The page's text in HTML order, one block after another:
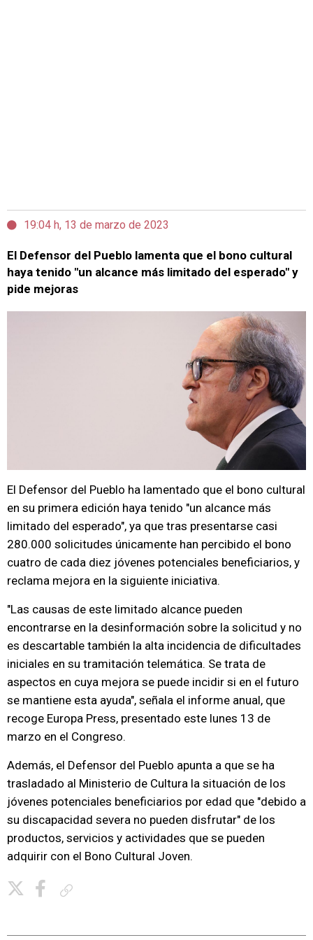
19:04 h, 13 de marzo de 2023
El Defensor del Pueblo lamenta que el bono cultural
haya tenido "un alcance más limitado del esperado" y
pide mejoras
El Defensor del Pueblo ha lamentado que el bono cultural
en su primera edición haya tenido "un alcance más
limitado del esperado", ya que tras presentarse casi
280.000 solicitudes únicamente han percibido el bono
cuatro de cada diez jóvenes potenciales beneficiarios, y
reclama mejora en la siguiente iniciativa.
"Las causas de este limitado alcance pueden
encontrarse en la desinformación sobre la solicitud y no
es descartable también la alta incidencia de dificultades
iniciales en su tramitación telemática. Se trata de
aspectos en cuya mejora se puede incidir si en el futuro
se mantiene esta ayuda", señala el informe anual, que
recoge Europa Press, presentado este lunes 13 de
marzo en el Congreso.
Además, el Defensor del Pueblo apunta a que se ha
trasladado al Ministerio de Cultura la situación de los
jóvenes potenciales beneficiarios por edad que "debido a
su discapacidad severa no pueden disfrutar" de los
productos, servicios y actividades que se pueden
adquirir con el Bono Cultural Joven.